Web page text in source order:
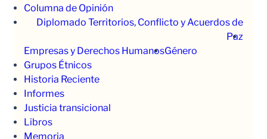
Columna de Opinión
Diplomado Territorios, Conflicto y Acuerdos de
Paz
Empresas y Derechos HumanosGénero
Grupos Étnicos
Historia Reciente
Informes
Justicia transicional
Libros
Memoria